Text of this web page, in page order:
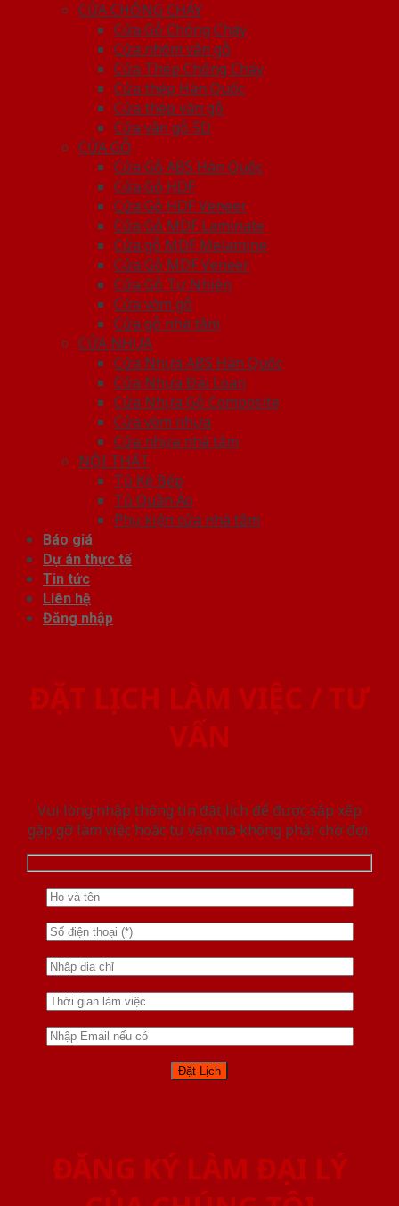
CỬA CHỐNG CHÁY
Cửa Gỗ Chống Cháy
Cửa nhôm vân gỗ
Cửa Thép Chống Cháy
Cửa thép Hàn Quốc
Cửa thép vân gỗ
Cửa vân gỗ 5D
CỬA GỖ
Cửa Gỗ ABS Hàn Quốc
Cửa Gỗ HDF
Cửa Gỗ HDF Veneer
Cửa Gỗ MDF Laminate
Cửa gỗ MDF Melamine
Cửa Gỗ MDF Veneer
Cửa Gỗ Tự Nhiên
Cửa vòm gỗ
Cửa gỗ nhà tắm
CỬA NHỰA
Cửa Nhựa ABS Hàn Quốc
Cửa Nhựa Đài Loan
Cửa Nhựa Gỗ Composite
Cửa vòm nhựa
Cửa nhựa nhà tắm
NỘI THẤT
Tủ Kệ Bếp
Tủ Quần Áo
Phụ kiện cửa nhà tắm
Báo giá
Dự án thực tế
Tin tức
Liên hệ
Đăng nhập
ĐẶT LỊCH LÀM VIỆC / TƯ
VẤN
Vui lòng nhập thông tin đặt lịch để được sắp xếp
gặp gỡ làm việc hoăc tư vấn mà không phải chờ đợi.
ĐĂNG KÝ LÀM ĐẠI LÝ